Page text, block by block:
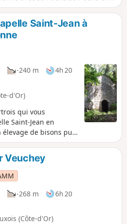
arborée. Deux villages à
Saint-Jean à
-240 m
4h 20
d'Or)
qui vous
Saint-Jean en
de bisons puis
Brionne.
Veuchey
-268 m
6h 20
(Côte-d'Or)